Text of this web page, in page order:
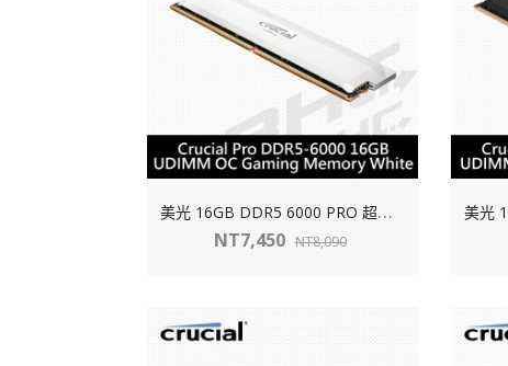
美
光 16GB DDR5 6000 PRO 超頻 白散熱片
NT7,450 NT8,090